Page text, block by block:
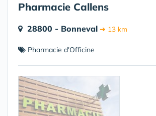
Pharmacie Callens
28800 - Bonneval ➔ 13 km
Pharmacie d'Officine